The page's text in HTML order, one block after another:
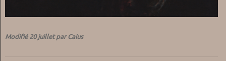
Modifié 20 juilletpar Caius